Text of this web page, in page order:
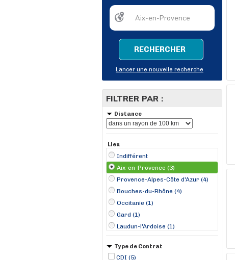
RECHERCHER
Lancer une nouvelle recherche
FILTRER PAR :
Distance
Lieu
Indifférent
Aix-en-Provence (3)
Provence-Alpes-Côte d'Azur (4)
Bouches-du-Rhône (4)
Occitanie (1)
Gard (1)
Laudun-l'Ardoise (1)
Type de Contrat
CDI (5)